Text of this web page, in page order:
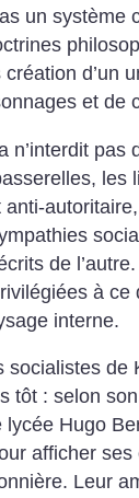
un système
d’un
et de
n’interdit pas
les
de
à ce
interne.
socialistes de
tôt : selon
lycée Hugo
afficher
Leur